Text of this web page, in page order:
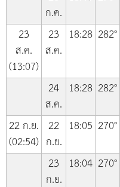
ก.ค.
23
ส.ค.
(13:07)
23
ส.ค.
18:28 282°
24
ส.ค.
18:28 282°
22 ก.ย.
(02:54)
22
ก.ย.
18:05 270°
23
ก.ย.
18:04 270°